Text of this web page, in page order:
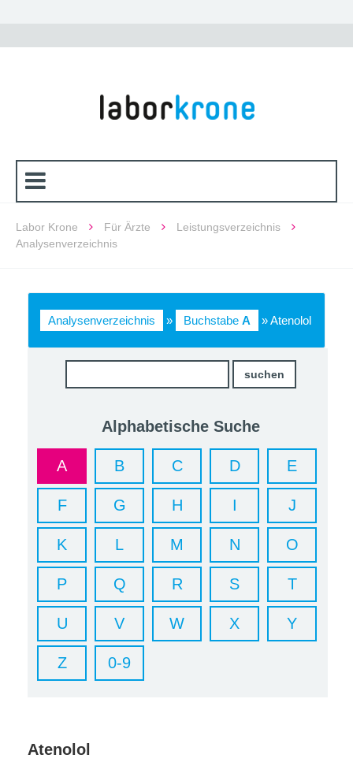
Labor Krone Für Ärzte
Leistungsverzeichnis
Analysenverzeichnis
Analysenverzeichnis » Buchstabe A » Atenolol
Alphabetische Suche
A B C D E
F G H I J
K L M N O
P Q R S T
U V W X Y
Z 0-9
Atenolol